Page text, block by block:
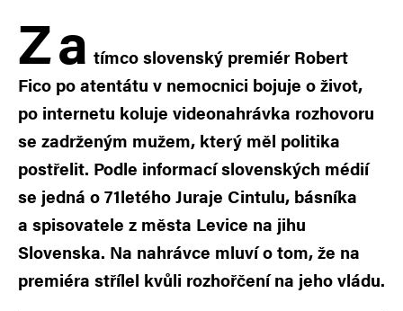
Za tímco slovenský premiér Robert
Fico po atentátu v nemocnici bojuje o život,
po internetu koluje videonahrávka rozhovoru
se zadrženým mužem, který měl politika
postřelit. Podle informací slovenských médií
se jedná o 71letého Juraje Cintulu, básníka
a spisovatele z města Levice na jihu
Slovenska. Na nahrávce mluví o tom, že na
premiéra střílel kvůli rozhořčení na jeho vládu.